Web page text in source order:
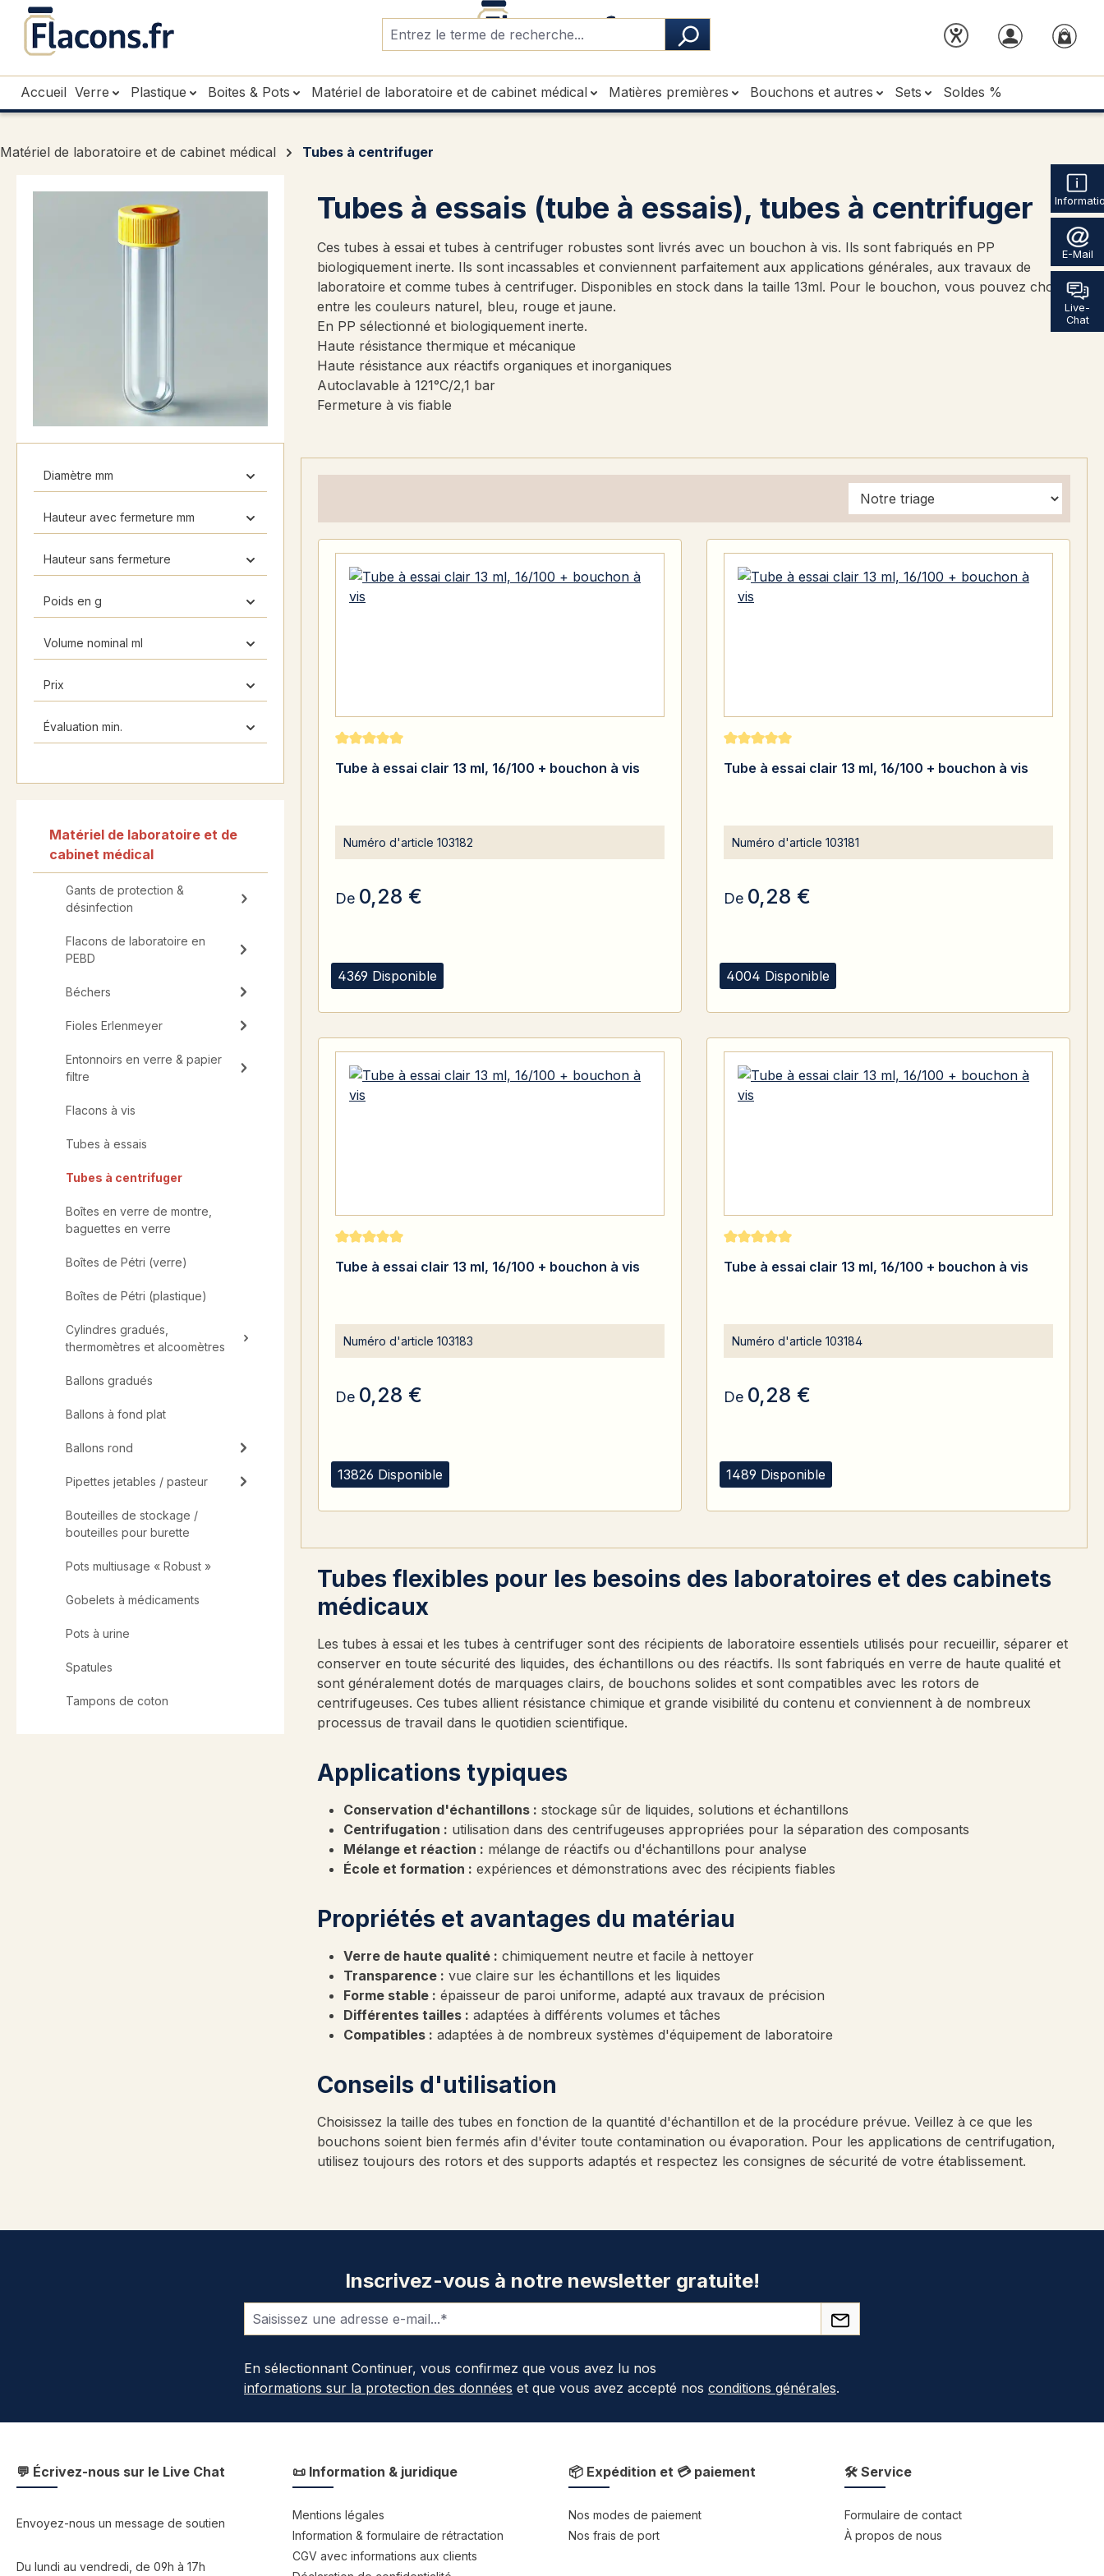
au contenu principal
Passer à la recherche
Passer à la navigation principale
E-Mail
Live-
Chat
Accueil Verre Plastique Boites & Pots Matériel de laboratoire et de cabinet médical Matières premières Bouchons et autres Sets Soldes %
Matériel de laboratoire et de cabinet médical Tubes à centrifuger
Diamètre mm
Hauteur avec fermeture mm
Hauteur sans fermeture
Poids en g
Volume nominal ml
Prix
Évaluation min.
Matériel de laboratoire et de
cabinet médical
Gants de protection &
désinfection
Flacons de laboratoire en
PEBD
Béchers
Fioles Erlenmeyer
Entonnoirs en verre & papier
filtre
Flacons à vis
Tubes à essais
Tubes à centrifuger
Boîtes en verre de montre,
baguettes en verre
Boîtes de Pétri (verre)
Boîtes de Pétri (plastique)
Cylindres gradués,
thermomètres et alcoomètres
Ballons gradués
Ballons à fond plat
Ballons rond
Pipettes jetables / pasteur
Bouteilles de stockage /
bouteilles pour burette
Pots multiusage « Robust »
Gobelets à médicaments
Pots à urine
Spatules
Tampons de coton
Tubes à essais (tube à essais), tubes à centrifuger
Ces tubes à essai et tubes à centrifuger robustes sont livrés avec un bouchon à vis. Ils sont fabriqués en PP
biologiquement inerte. Ils sont incassables et conviennent parfaitement aux applications générales, aux travaux de
laboratoire et comme tubes à centrifuger. Disponibles en stock dans la taille 13ml. Pour le bouchon, vous pouvez choisir
entre les couleurs naturel, bleu, rouge et jaune.
En PP sélectionné et biologiquement inerte.
Haute résistance thermique et mécanique
Haute résistance aux réactifs organiques et inorganiques
Autoclavable à 121°C/2,1 bar
Fermeture à vis fiable
4369 Disponible
Note moyenne de 5 sur 5 étoiles
Tube à essai clair 13 ml, 16/100 + bouchon à vis
Numéro d'article 103182
De 0,28 €
4004 Disponible
Note moyenne de 5 sur 5 étoiles
Tube à essai clair 13 ml, 16/100 + bouchon à vis
Numéro d'article 103181
De 0,28 €
13826 Disponible
Note moyenne de 5 sur 5 étoiles
Tube à essai clair 13 ml, 16/100 + bouchon à vis
Numéro d'article 103183
De 0,28 €
1489 Disponible
Note moyenne de 5 sur 5 étoiles
Tube à essai clair 13 ml, 16/100 + bouchon à vis
Numéro d'article 103184
De 0,28 €
Tubes flexibles pour les besoins des laboratoires et des cabinets
médicaux
Les tubes à essai et les tubes à centrifuger sont des récipients de laboratoire essentiels utilisés pour recueillir, séparer et
conserver en toute sécurité des liquides, des échantillons ou des réactifs. Ils sont fabriqués en verre de haute qualité et
sont généralement dotés de marquages clairs, de bouchons solides et sont compatibles avec les rotors de
centrifugeuses. Ces tubes allient résistance chimique et grande visibilité du contenu et conviennent à de nombreux
processus de travail dans le quotidien scientifique.
Applications typiques
Conservation d'échantillons : stockage sûr de liquides, solutions et échantillons
Centrifugation : utilisation dans des centrifugeuses appropriées pour la séparation des composants
Mélange et réaction : mélange de réactifs ou d'échantillons pour analyse
École et formation : expériences et démonstrations avec des récipients fiables
Propriétés et avantages du matériau
Verre de haute qualité : chimiquement neutre et facile à nettoyer
Transparence : vue claire sur les échantillons et les liquides
Forme stable : épaisseur de paroi uniforme, adapté aux travaux de précision
Différentes tailles : adaptées à différents volumes et tâches
Compatibles : adaptées à de nombreux systèmes d'équipement de laboratoire
Conseils d'utilisation
Choisissez la taille des tubes en fonction de la quantité d'échantillon et de la procédure prévue. Veillez à ce que les
bouchons soient bien fermés afin d'éviter toute contamination ou évaporation. Pour les applications de centrifugation,
utilisez toujours des rotors et des supports adaptés et respectez les consignes de sécurité de votre établissement.
Inscrivez-vous à notre newsletter gratuite!
En sélectionnant Continuer, vous confirmez que vous avez lu nos
informations sur la protection des données et que vous avez accepté nos conditions générales.
💬 Écrivez-nous sur le Live Chat
Envoyez-nous un message de soutien
Du lundi au vendredi, de 09h à 17h
📜 Information & juridique
Mentions légales
Information & formulaire de rétractation
CGV avec informations aux clients
📦 Expédition et 💳 paiement
Nos modes de paiement
Nos frais de port
🛠 Service
Formulaire de contact
À propos de nous